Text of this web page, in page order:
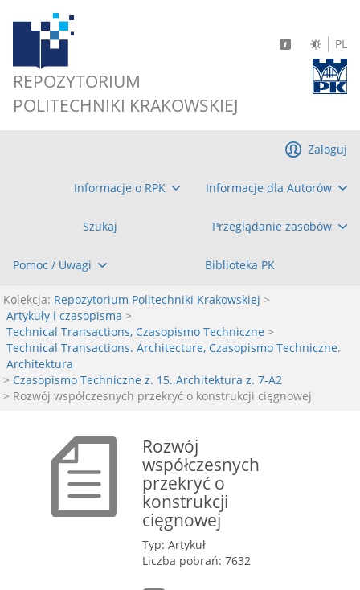
REPOZYTORIUM
POLITECHNIKI KRAKOWSKIEJ
PL
Informacje o RPK Informacje dla Autorów
Szukaj Przeglądanie zasobów
Pomoc / Uwagi Biblioteka PK
Zaloguj
Kolekcja: Repozytorium Politechniki Krakowskiej >
Artykuły i czasopisma >
Technical Transactions, Czasopismo Techniczne >
Technical Transactions. Architecture, Czasopismo Techniczne.
Architektura
> Czasopismo Techniczne z. 15. Architektura z. 7-A2
> Rozwój współczesnych przekryć o konstrukcji cięgnowej
Rozwój
współczesnych
przekryć o
konstrukcji
cięgnowej
Typ: Artykuł
Liczba pobrań: 7632